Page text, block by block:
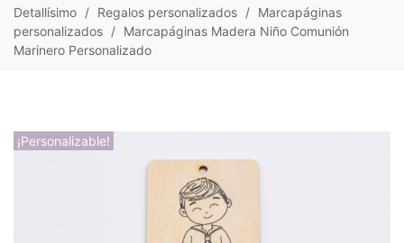
Detallísimo / Regalos personalizados / Marcapáginas
personalizados / Marcapáginas Madera Niño Comunión
Marinero Personalizado
¡Personalizable!